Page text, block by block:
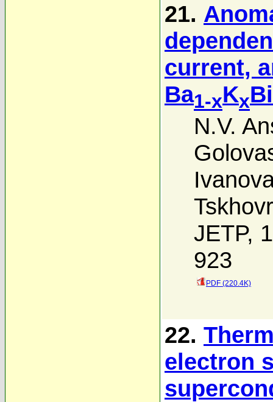
21.
current,
Ba1-xKx
N.V.
JETP,
923
PDF (220.4K)
22.
electron